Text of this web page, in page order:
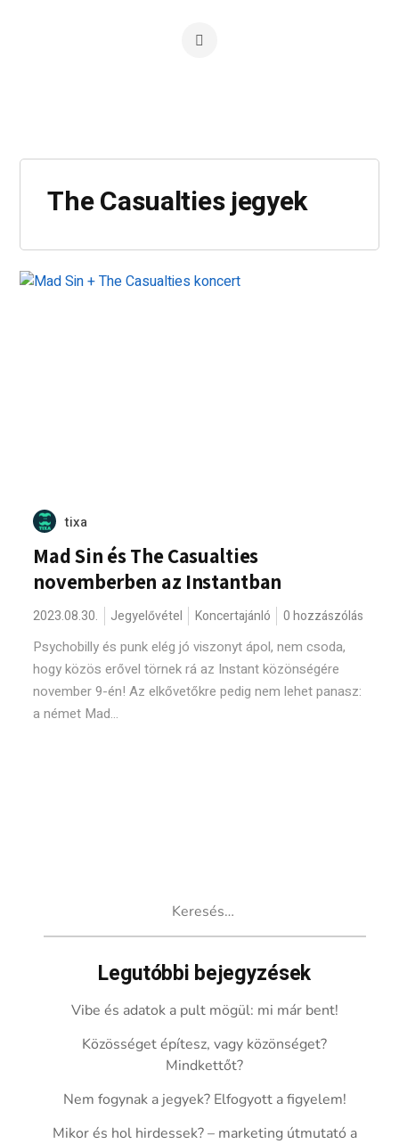
The Casualties jegyek
tixa
Mad Sin és The Casualties
novemberben az Instantban
2023.08.30. Jegyelővétel Koncertajánló 0 hozzászólás
Psychobilly és punk elég jó viszonyt ápol, nem csoda,
hogy közös erővel törnek rá az Instant közönségére
november 9-én! Az elkővetőkre pedig nem lehet panasz:
a német Mad...
Legutóbbi bejegyzések
Vibe és adatok a pult mögül: mi már bent!
Közösséget építesz, vagy közönséget?
Mindkettőt?
Nem fogynak a jegyek? Elfogyott a figyelem!
Mikor és hol hirdessek? – marketing útmutató a